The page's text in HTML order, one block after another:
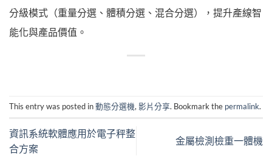
分級模式（重量分選、體積分選、混合分選），提升產線智
能化與產品價值。
This entry was posted in動態分選機, 影片分享. Bookmark the permalink.
資訊系統軟體應用於電子秤整
合方案
金屬檢測檢重一體機